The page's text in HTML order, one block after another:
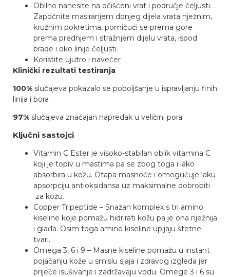
Obilno nanesite na očišćeni vrat i područje čeljusti.
Započnite masiranjem donjeg dijela vrata nježnim,
kružnim pokretima, pomičući se prema gore
prema prednjem i stražnjem dijelu vrata, ispod
brade i oko linije čeljusti.
Koristite ujutro i navečer
Klinički rezultati testiranja
100% slučajeva pokazalo se poboljšanje u ispravljanju finih
linija i bora
97% slučajeva značajan napredak u veličini pora
Ključni sastojci
Vitamin C Ester je visoko-stabilan oblik vitamina C
koji je topiv u mastima pa se zbog toga i lako
absorbira u kožu. Otapa masnoće i omogućuje laku
apsorpciju antioksidansa uz maksimalne dobrobiti
za kožu.
Copper Tripeptide – Snažan komplex s tri amino
kiseline koje pomažu hidrirati kožu pa je ona nježnija
i glađa. Osim toga amino kiseline upijaju štetne
tvari.
Omega 3, 6 i 9 – Masne kiseline pomažu u instant
pojačanju kože u smislu sjaja i zdravog izgleda jer
priječe isušivanje i zadržavaju vodu. Omege 3 i 6 su